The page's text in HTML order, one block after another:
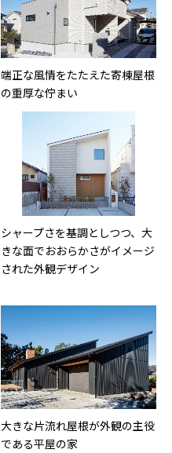
端正な風情をたたえた寄棟屋根
の重厚な佇まい
シャープさを基調としつつ、大
きな面でおおらかさがイメージ
された外観デザイン
大きな片流れ屋根が外観の主役
である平屋の家